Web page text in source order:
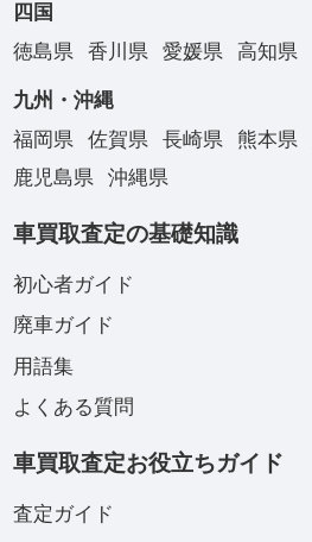
四国
徳島県
香川県 愛媛県 高知県
九州・沖縄
福岡県
佐賀県 長崎県 熊本県
鹿児島県
沖縄県
車買取査定の基礎知識
初心者ガイド
廃車ガイド
用語集
よくある質問
車買取査定お役立ちガイド
査定ガイド